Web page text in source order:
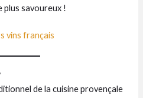
plus savoureux !
vins français
de la cuisine provençale